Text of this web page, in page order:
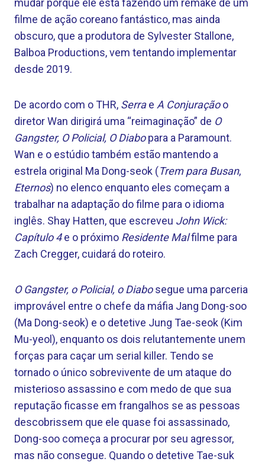
mudar porque ele está fazendo um remake de um
filme de ação coreano fantástico, mas ainda
obscuro, que a produtora de Sylvester Stallone,
Balboa Productions, vem tentando implementar
desde 2019.
De acordo com o THR, Serrae A Conjuraçãoo
diretor Wan dirigirá uma “reimaginação” de O
Gangster, O Policial, O Diabopara a Paramount.
Wan e o estúdio também estão mantendo a
estrela original Ma Dong-seok (Trem para Busan,
Eternos) no elenco enquanto eles começam a
trabalhar na adaptação do filme para o idioma
inglês. Shay Hatten, que escreveu John Wick:
Capítulo 4e o próximo Residente Malfilme para
Zach Cregger, cuidará do roteiro.
O Gangster, o Policial, o Diabosegue uma parceria
improvável entre o chefe da máfia Jang Dong-soo
(Ma Dong-seok) e o detetive Jung Tae-seok (Kim
Mu-yeol), enquanto os dois relutantemente unem
forças para caçar um serial killer. Tendo se
tornado o único sobrevivente de um ataque do
misterioso assassino e com medo de que sua
reputação ficasse em frangalhos se as pessoas
descobrissem que ele quase foi assassinado,
Dong-soo começa a procurar por seu agressor,
mas não consegue. Quando o detetive Tae-suk